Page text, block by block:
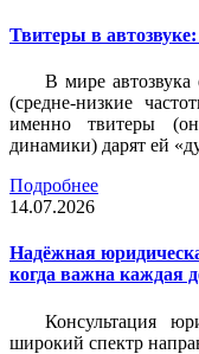
Твитеры в
В мире автозвука
(средне-низкие
именно твитеры
динамики) дарят ей
Подробнее
14.07.2026
Надёжная
когда важна каждая
Консультация
широкий спектр